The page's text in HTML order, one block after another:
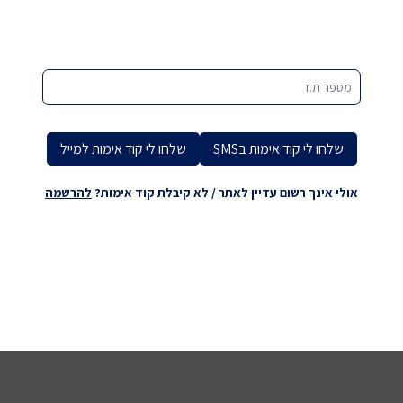
מספר ת.ז
שלחו לי קוד אימות למייל שלחו לי קוד אימות בSMS
אולי אינך רשום עדיין לאתר / לא קיבלת קוד אימות? להרשמה